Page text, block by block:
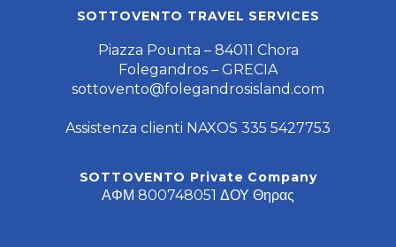
SOTTOVENTO TRAVEL SERVICES
Piazza Pounta – 84011 Chora
Folegandros – GRECIA
sottovento@folegandrosisland.com
Assistenza clienti NAXOS 335 5427753
SOTTOVENTO Private Company
ΑΦΜ 800748051 ΔΟΥ Θηρας